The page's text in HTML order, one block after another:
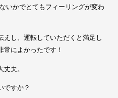
いかでとてもフィーリングが変わ
し、運転していただくと満足し
によかったです！
夫。
ですか？